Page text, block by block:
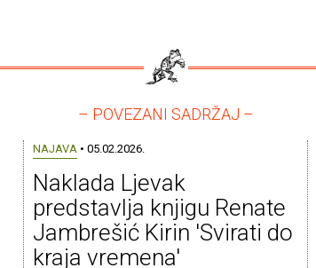
– POVEZANI SADRŽAJ –
NAJAVA • 05.02.2026.
Naklada Ljevak
predstavlja knjigu Renate
Jambrešić Kirin 'Svirati do
kraja vremena'